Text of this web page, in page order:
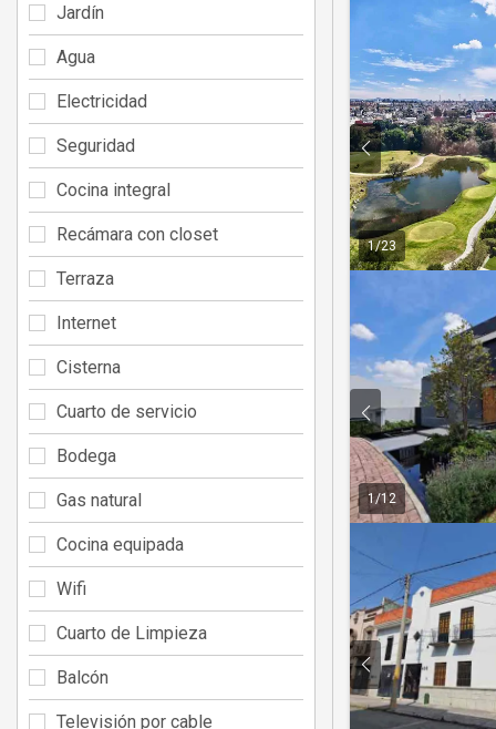
1/23
1/12
Jardín
Agua
Electricidad
Seguridad
Cocina integral
Recámara con closet
Terraza
Internet
Cisterna
Cuarto de servicio
Bodega
Gas natural
Cocina equipada
Wifi
Cuarto de Limpieza
Balcón
Televisión por cable